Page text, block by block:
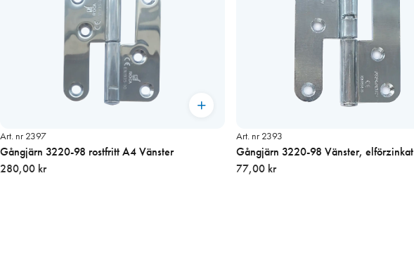
Art. nr 2397
Gångjärn 3220-98 rostfritt A4 Vänster
280,00 kr
Art. nr 2393
Gångjärn 3220-98 Vänster, elförzinkat
77,00 kr